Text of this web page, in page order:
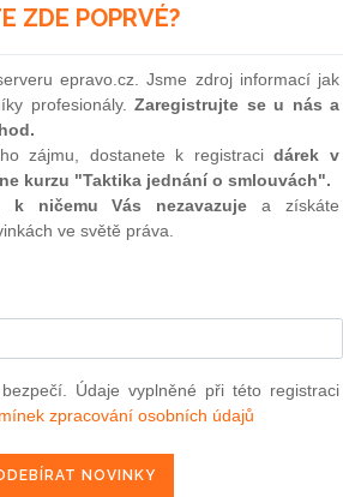
ze dne 20.5.2002)
zastoupené advokátem, proti
k výpovědi z nájmu bytu,
o dovolání žalobkyně proti
č. j. 23 Co 440/2001-78, tak, že
j. 23 Co 440/2001-78, ve znění
a věc se vrací tomuto soudu k
29. června 2001, č. j. 11 C
„bytu č. 3, o velikosti 2+1 s
byt”, resp. „byt”), určil, že
ZDE POPRVÉ?
epravo.cz. Jsme zdroj informací jak
profesionály.Zaregistrujte se u nás a
zájmu, dostanete k registracidárek v
kurzu "Taktika jednání o smlouvách".
k ničemu Vás nezavazuje a získáte
ve světě práva.
Údaje vyplněné při této registraci
zpracování osobních údajů